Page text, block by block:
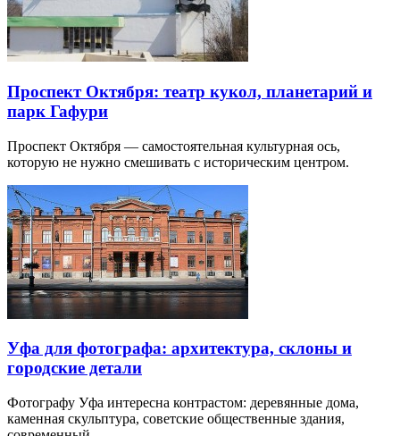
Проспект Октября: театр кукол, планетарий и
парк Гафури
Проспект Октября — самостоятельная культурная ось,
которую не нужно смешивать с историческим центром.
Уфа для фотографа: архитектура, склоны и
городские детали
Фотографу Уфа интересна контрастом: деревянные дома,
каменная скульптура, советские общественные здания,